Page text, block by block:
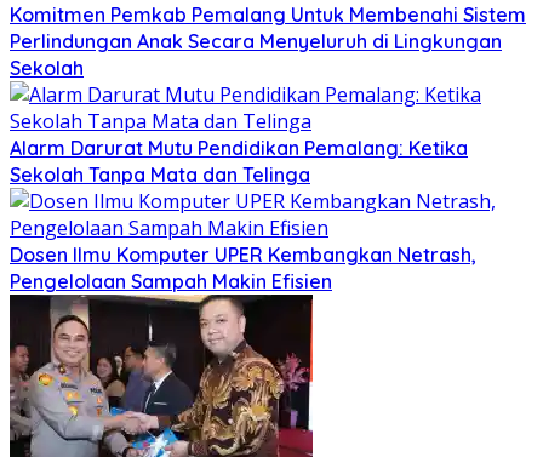
Komitmen Pemkab Pemalang Untuk Membenahi Sistem
Perlindungan Anak Secara Menyeluruh di Lingkungan
Sekolah
Alarm Darurat Mutu Pendidikan Pemalang: Ketika
Sekolah Tanpa Mata dan Telinga
Dosen Ilmu Komputer UPER Kembangkan Netrash,
Pengelolaan Sampah Makin Efisien